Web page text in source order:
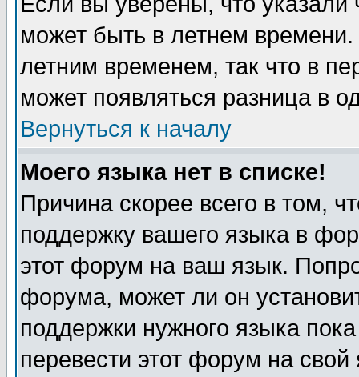
может быть в летнем
летним временем, так что в
может появляться разница в
Вернуться к началу
Моего языка нет в списке!
Причина скорее всего в том,
поддержку вашего языка в
этот форум на ваш язык.
форума, может ли он
поддержки нужного языка
перевести этот форум на